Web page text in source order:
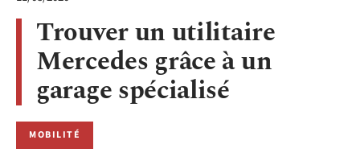
Trouver un utilitaire
Mercedes grâce à un
garage spécialisé
MOBILITÉ